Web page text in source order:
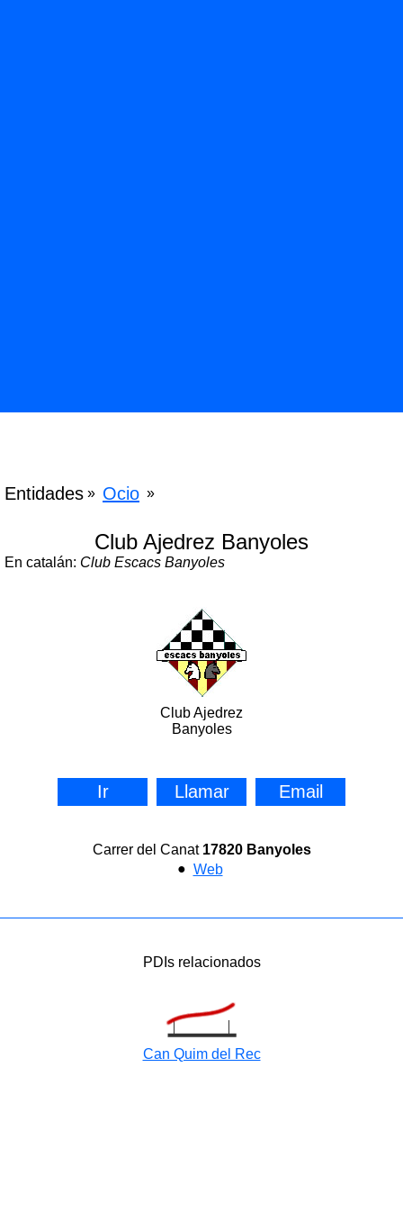
Entidades » Ocio »
Club Ajedrez Banyoles
En catalán: Club Escacs Banyoles
Club Ajedrez
Banyoles
Ir Llamar Email
Carrer del Canat 17820 Banyoles
● Web
PDIs relacionados
Can Quim del Rec